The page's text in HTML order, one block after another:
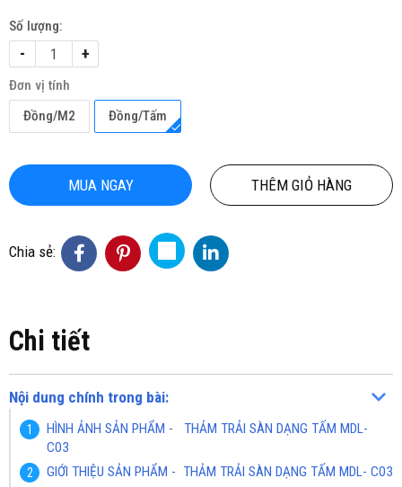
Số lượng:
- +
Đơn vị tính
Đồng/M2
Đồng/Tấm
MUA NGAY THÊM GIỎ HÀNG
Chia sẻ:
Chi tiết
Nội dung chính trong bài:
HÌNH ẢNH SẢN PHẨM - THẢM TRẢI SÀN DẠNG TẤM MDL-
C03
GIỚI THIỆU SẢN PHẨM - THẢM TRẢI SÀN DẠNG TẤM MDL- C03